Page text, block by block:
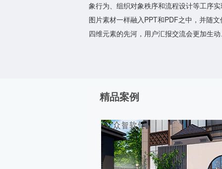
象行为、组织对象秩序和流程设计等工序
图片素材一样融入PPT和PDF之中，并随
四维元素的先河，用户汇报交流会更加生
精品案例